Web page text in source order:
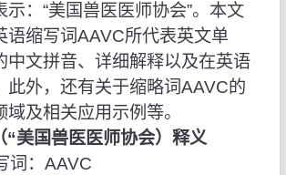
示：“美国兽医医师协会”。本文
语缩写词AAVC所代表英文单
中文拼音、详细解释以及在英语
此外，还有关于缩略词AAVC的
及相关应用示例等。
“美国兽医医师协会）释义
词：AAVC